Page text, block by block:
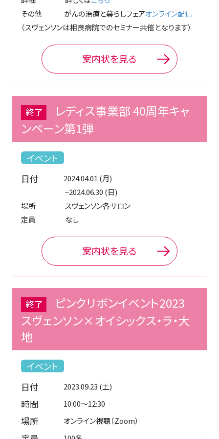
その他 がんの治療と暮らしフェアオンライン配信
（スヴェンソンは相良病院でのセミナー共催となります）
案内状を見る
終了
レディス事業部 40周年キャ
ンペーン第1弾
イベント
日付
2024.04.01 (月)
~2024.06.30 (日)
場所 スヴェンソン各サロン
定員 なし
案内状を見る
終了
ピンクリボンイベント2023
スヴェンソン×オイシックス・ラ・大
地
イベント
日付
2023.09.23 (土)
時間 10:00～12:30
場所 オンライン視聴（Zoom）